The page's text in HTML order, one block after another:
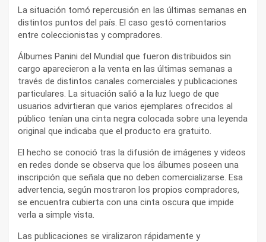
La situación tomó repercusión en las últimas semanas en
distintos puntos del país. El caso gestó comentarios
entre coleccionistas y compradores.
Álbumes Panini del Mundial que fueron distribuidos sin
cargo aparecieron a la venta en las últimas semanas a
través de distintos canales comerciales y publicaciones
particulares. La situación salió a la luz luego de que
usuarios advirtieran que varios ejemplares ofrecidos al
público tenían una cinta negra colocada sobre una leyenda
original que indicaba que el producto era gratuito.
El hecho se conoció tras la difusión de imágenes y videos
en redes donde se observa que los álbumes poseen una
inscripción que señala que no deben comercializarse. Esa
advertencia, según mostraron los propios compradores,
se encuentra cubierta con una cinta oscura que impide
verla a simple vista.
Las publicaciones se viralizaron rápidamente y